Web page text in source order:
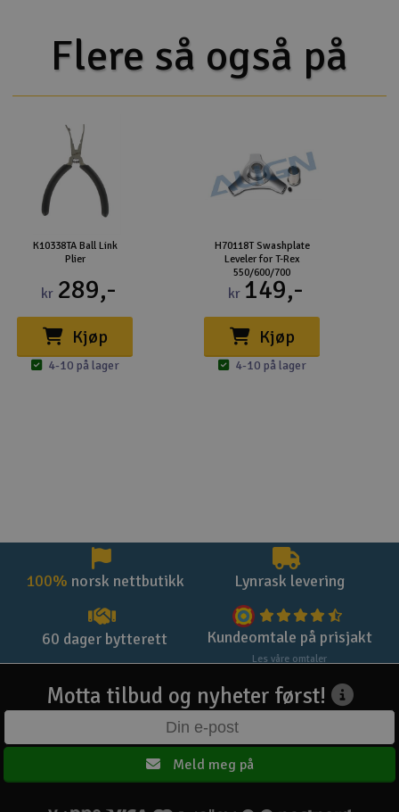
Flere så også på
K10338TA Ball Link
Plier
kr 289,-
Kjøp
4-10 på lager
H70118T Swashplate
Leveler for T-Rex
550/600/700
kr 149,-
Kjøp
4-10 på lager
100% norsk nettbutikk Lynrask levering
60 dager bytterett Kundeomtale på prisjakt
Les våre omtaler
Motta tilbud og nyheter først!
Meld meg på